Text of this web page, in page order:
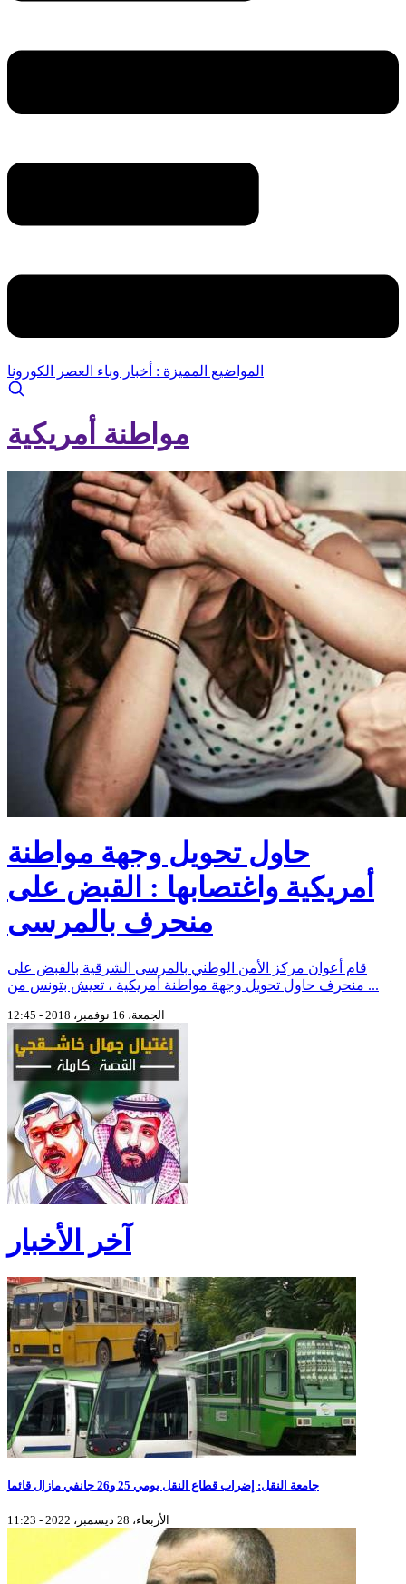
المواضيع المميزة : أخبار وباء العصر الكورونا
مواطنة أمريكية
حاول تحويل وجهة مواطنة
أمريكية واغتصابها : القبض على
منحرف بالمرسى
قام أعوان مركز الأمن الوطني بالمرسى الشرقية بالقبض على
منحرف حاول تحويل وجهة مواطنة أمريكية ، تعيش بتونس من ...
الجمعة، 16 نوفمبر، 2018 - 12:45
آخر الأخبار
جامعة النقل: إضراب قطاع النقل يومي 25 و26 جانفي مازال قائما
الأربعاء، 28 ديسمبر، 2022 - 11:23